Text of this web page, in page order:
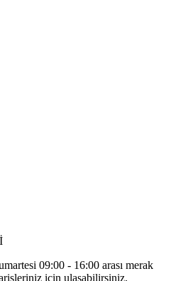
09:00 - 16:00 arası merak
için ulaşabilirsiniz.